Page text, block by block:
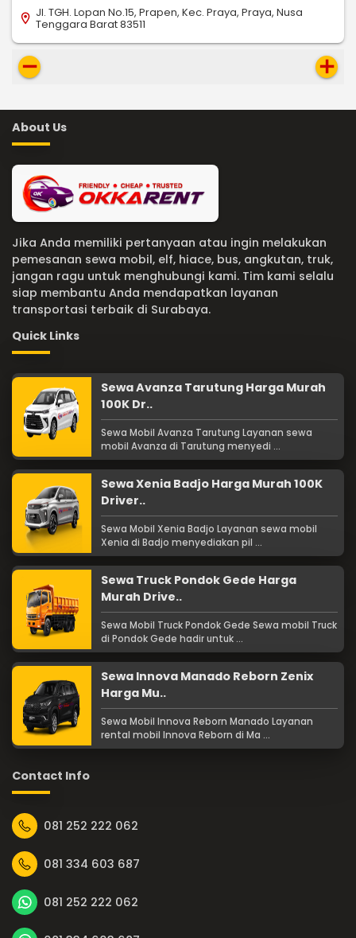
location_on Jl. TGH. Lopan No.15, Prapen, Kec. Praya, Praya, Nusa
Tenggara Barat 83511
remove add
About Us
Jika Anda memiliki pertanyaan atau ingin melakukan
pemesanan sewa mobil, elf, hiace, bus, angkutan, truk,
jangan ragu untuk menghubungi kami. Tim kami selalu
siap membantu Anda mendapatkan layanan
transportasi terbaik di Surabaya.
Quick Links
Sewa Avanza Tarutung Harga Murah
100K Dr..
Sewa Mobil Avanza Tarutung Layanan sewa
mobil Avanza di Tarutung menyedi ...
Sewa Xenia Badjo Harga Murah 100K
Driver..
Sewa Mobil Xenia Badjo Layanan sewa mobil
Xenia di Badjo menyediakan pil ...
Sewa Truck Pondok Gede Harga
Murah Drive..
Sewa Mobil Truck Pondok Gede Sewa mobil Truck
di Pondok Gede hadir untuk ...
Sewa Innova Manado Reborn Zenix
Harga Mu..
Sewa Mobil Innova Reborn Manado Layanan
rental mobil Innova Reborn di Ma ...
Contact Info
081 252 222 062
081 334 603 687
081 252 222 062